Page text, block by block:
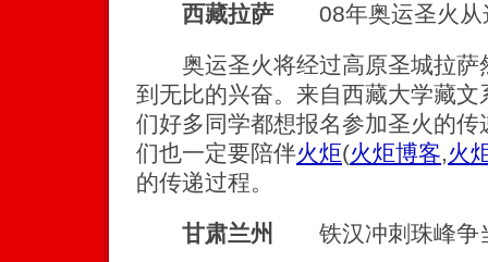
西藏拉萨 08年奥运圣火从
奥运圣火将经过高原圣城拉萨
到无比的兴奋。来自西藏大学藏
们好多同学都想报名参加圣火的
们也一定要陪伴火炬(火炬博客,火
的传递过程。
甘肃兰州 铁汉冲刺珠峰争